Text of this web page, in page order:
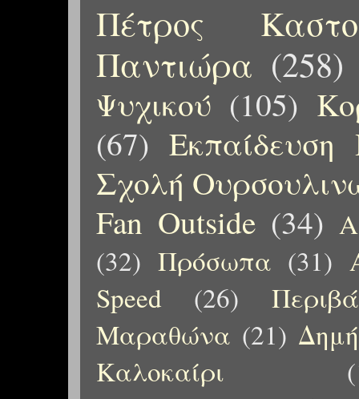
Πέτρος
Παντιώρα (258)
Ψυχικού (105)
(67) Εκπαίδευση
Σχολή
Fan Outside (34)
(32) Πρόσωπα (31)
Speed
(26)
Μαραθώνα (21)
Καλοκαίρι